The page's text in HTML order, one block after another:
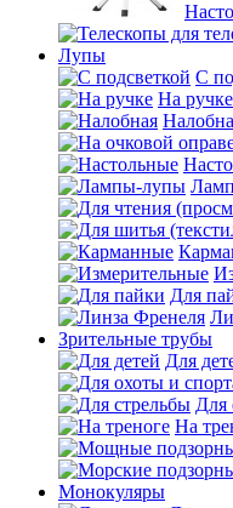
Лупы
С
На ручке
Для
Зрительные трубы
Для
Для
На
Монокуляры